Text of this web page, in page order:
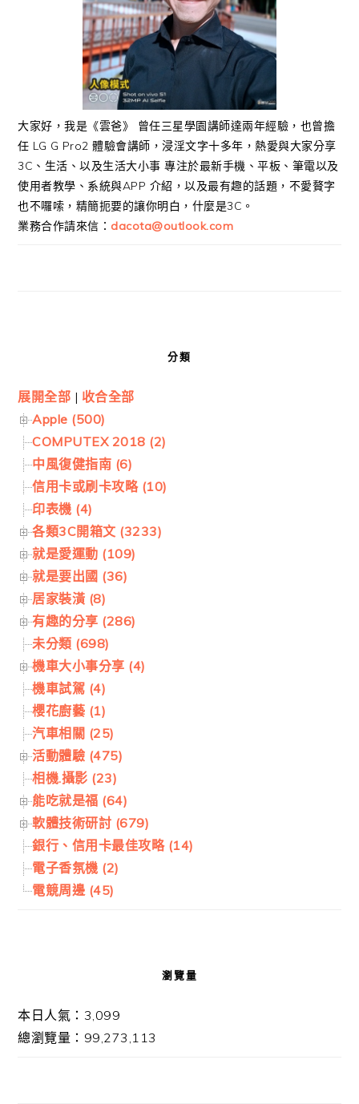
大家好，我是《雲爸》 曾任三星學園講師達兩年經驗，也曾擔
任 LG G Pro2 體驗會講師，浸淫文字十多年，熱愛與大家分享
3C、生活、以及生活大小事 專注於最新手機、平板、筆電以及
使用者教學、系統與APP 介紹，以及最有趣的話題，不愛贅字
也不囉嗦，精簡扼要的讓你明白，什麼是3C。
業務合作請來信： dacota@outlook.com
分類
展開全部 | 收合全部
Apple (500)
COMPUTEX 2018 (2)
中風復健指南 (6)
信用卡或刷卡攻略 (10)
印表機 (4)
各類3C開箱文 (3233)
就是愛運動 (109)
就是要出國 (36)
居家裝潢 (8)
有趣的分享 (286)
未分類 (698)
機車大小事分享 (4)
機車試駕 (4)
櫻花廚藝 (1)
汽車相關 (25)
活動體驗 (475)
相機.攝影 (23)
能吃就是福 (64)
軟體技術研討 (679)
銀行、信用卡最佳攻略 (14)
電子香氛機 (2)
電競周邊 (45)
瀏覽量
本日人氣：3,099
總瀏覽量：99,273,113